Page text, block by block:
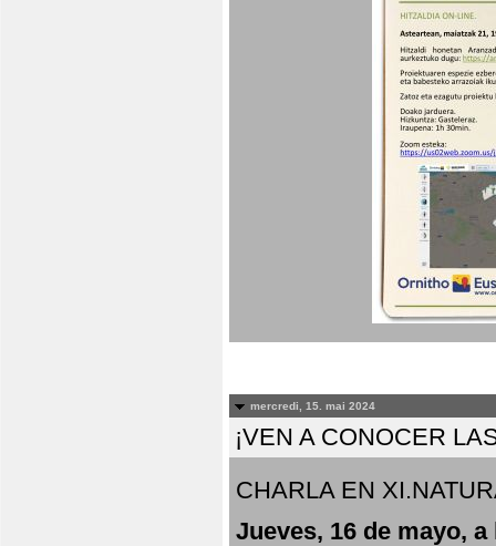
mercredi, 15. mai 2024
¡VEN A CONOCER
CHARLA EN
Jueves, 16 de mayo,